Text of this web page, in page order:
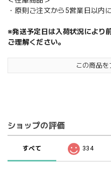
・原則ご注文から5営業日以内
※発送予定日は入荷状況により
ご理解ください。
この商品
ショップの評価
すべて 334